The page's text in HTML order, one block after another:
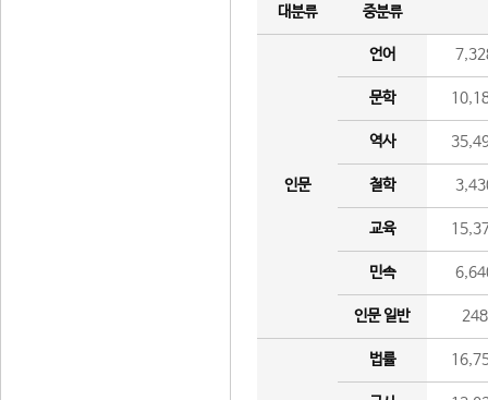
대분류
중분류
인문
언어
문학
역사
철학
교육
민속
인문 일반 248
법률